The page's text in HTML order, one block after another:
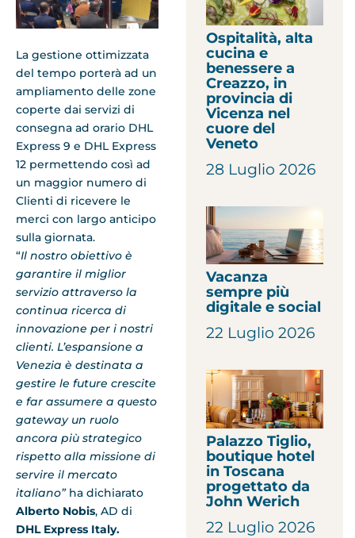
La gestione ottimizzata
del tempo porterà ad un
ampliamento delle zone
coperte dai servizi di
consegna ad orario DHL
Express 9 e DHL Express
12 permettendo così ad
un maggior numero di
Clienti di ricevere le
merci con largo anticipo
sulla giornata.
“Il nostro obiettivo è
garantire il miglior
servizio attraverso la
continua ricerca di
innovazione per i nostri
clienti. L’espansione a
Venezia è destinata a
gestire le future crescite
e far assumere a questo
gateway un ruolo
ancora più strategico
rispetto alla missione di
servire il mercato
italiano”ha dichiarato
Alberto Nobis, AD di
DHL Express Italy.
Ospitalità, alta
cucina e
benessere a
Creazzo, in
provincia di
Vicenza nel
cuore del
Veneto
28 Luglio 2026
Vacanza
sempre più
digitale e social
22 Luglio 2026
Palazzo Tiglio,
boutique hotel
in Toscana
progettato da
John Werich
22 Luglio 2026